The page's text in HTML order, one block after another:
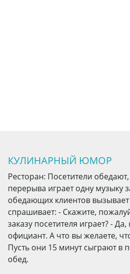
КУЛИНАРНЫЙ ЮМОР
Ресторан: Посетители
перерыва играет одну музыку
обедающих клиентов
спрашивает: - Скажите,
заказу посетителя играет? -
официант. А что вы желаете,
Пусть они 15 минут сыграют в
обед.